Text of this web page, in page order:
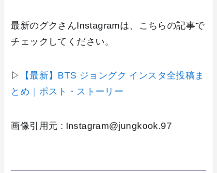
最新のグクさんInstagramは、こちらの記事で
チェックしてください。
▷
【最新】BTS ジョングク インスタ全投稿ま
とめ｜ポスト・ストーリー
画像引用元 : Instagram@jungkook.97